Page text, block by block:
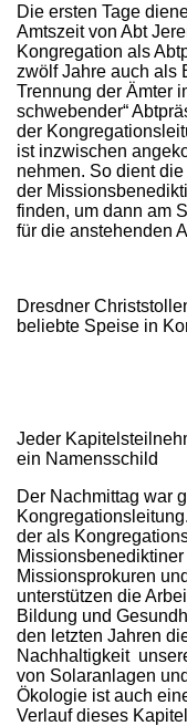
Die ersten Tage
Amtszeit von Abt
Kongregation als
zwölf Jahre auch als
Trennung der Ämter
schwebender“
der
ist inzwischen
nehmen. So dient
der
finden, um dann am
für die anstehenden
Dresdner
beliebte Speise in
Jeder
ein Namensschild
Der Nachmittag war
der als
Missionsprokuren
unterstützen die
Bildung und
den letzten Jahren
Nachhaltigkeit
von Solaranlagen
Ökologie ist auch
Verlauf dieses